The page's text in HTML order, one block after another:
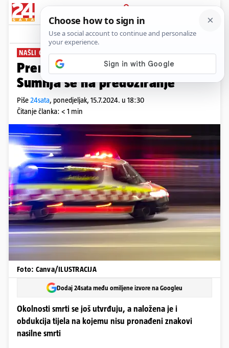
PRIJAVA
News Komentari
NAŠLI GA KOD TVRĐAVE
Preminuo maloljetnik na Exitu:
Sumnja se na predoziranje
Piše24sata, ponedjeljak, 15.7.2024. u 18:30
Čitanje članka: < 1 min
Foto: Canva/ILUSTRACIJA
Dodaj 24sata među omiljene izvore na Googleu
Okolnosti smrti se još utvrđuju, a naložena je i
obdukcija tijela na kojemu nisu pronađeni znakovi
nasilne smrti